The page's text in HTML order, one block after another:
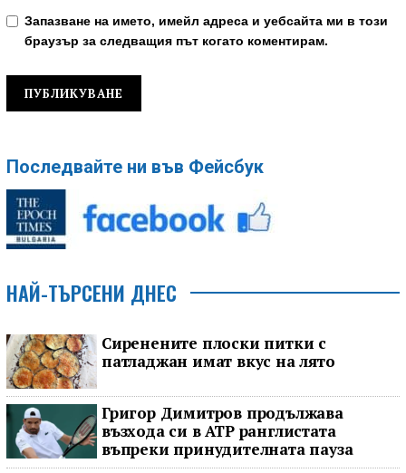
Запазване на името, имейл адреса и уебсайта ми в този
браузър за следващия път когато коментирам.
Последвайте ни във Фейсбук
НАЙ-ТЪРСЕНИ ДНЕС
Сиренените плоски питки с
патладжан имат вкус на лято
Григор Димитров продължава
възхода си в ATP ранглистата
въпреки принудителната пауза